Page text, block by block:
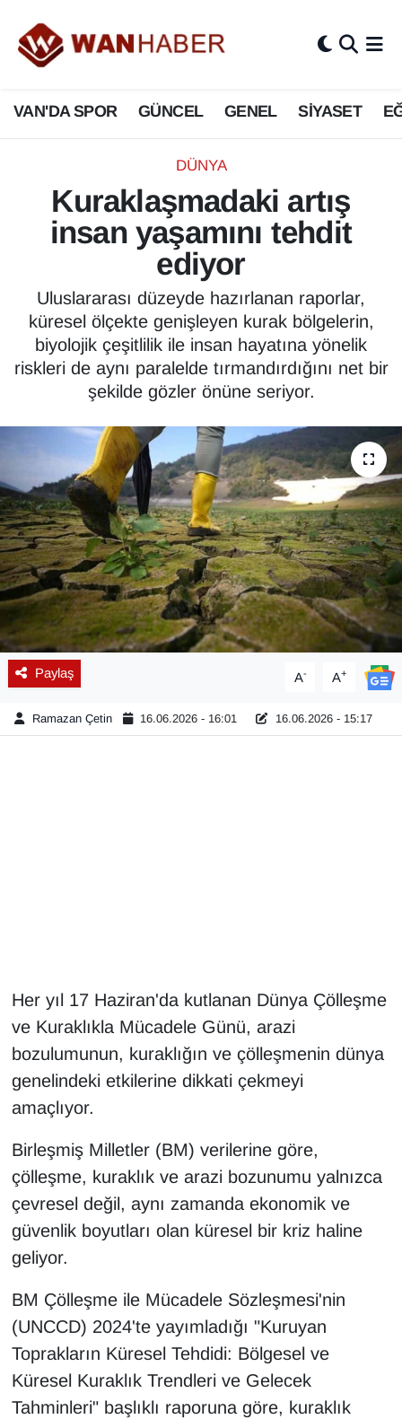
VAN'DA SPOR GÜNCEL GENEL SİYASET
DÜNYA
Kuraklaşmadaki artış
insan yaşamını tehdit
ediyor
Uluslararası düzeyde hazırlanan raporlar,
küresel ölçekte genişleyen kurak bölgelerin,
biyolojik çeşitlilik ile insan hayatına yönelik
riskleri de aynı paralelde tırmandırdığını net bir
şekilde gözler önüne seriyor.
Paylaş A- A+
Ramazan Çetin 16.06.2026 - 16:01 16.06.2026 - 15:17
Her yıl 17 Haziran'da kutlanan Dünya Çölleşme
ve Kuraklıkla Mücadele Günü, arazi
bozulumunun, kuraklığın ve çölleşmenin dünya
genelindeki etkilerine dikkati çekmeyi
amaçlıyor.
Birleşmiş Milletler (BM) verilerine göre,
çölleşme, kuraklık ve arazi bozunumu yalnızca
çevresel değil, aynı zamanda ekonomik ve
güvenlik boyutları olan küresel bir kriz haline
geliyor.
BM Çölleşme ile Mücadele Sözleşmesi'nin
(UNCCD) 2024'te yayımladığı "Kuruyan
Toprakların Küresel Tehdidi: Bölgesel ve
Küresel Kuraklık Trendleri ve Gelecek
Tahminleri" başlıklı raporuna göre, kuraklık
3.SAYFA
ASAYİŞ
BİLİM VE TEKNOLOJİ
Biyografi
Bölge Haberleri
ÇEVRE
Deprem
Dernekler, Odalar
Diğer
DÜNYA
EĞİTİM
EKONOMİ
Eleman
Emlak
En çok konuşulanlar
Kadın
Kamu Alımları
Kim Kimdir?
Kültür & Sanat
KURDÎ
MAGAZİN
MEDYA
ONE EKONOMİ
Van Nöbetçi Eczaneler
Van Hava Durumu
Van Namaz Vakitleri
Van Trafik Yoğunluk Haritası
Süper Lig Puan Durumu ve Fikstür
Tüm Manşetler
Son Dakika Haberleri
Haber Arşivi